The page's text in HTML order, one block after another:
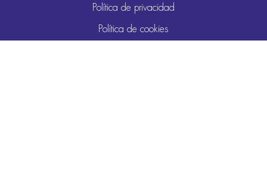
Política de privacidad
Política de cookies